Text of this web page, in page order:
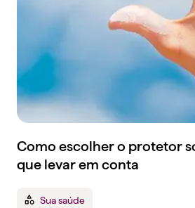
Como escolher o protetor
que levar em conta
Sua saúde